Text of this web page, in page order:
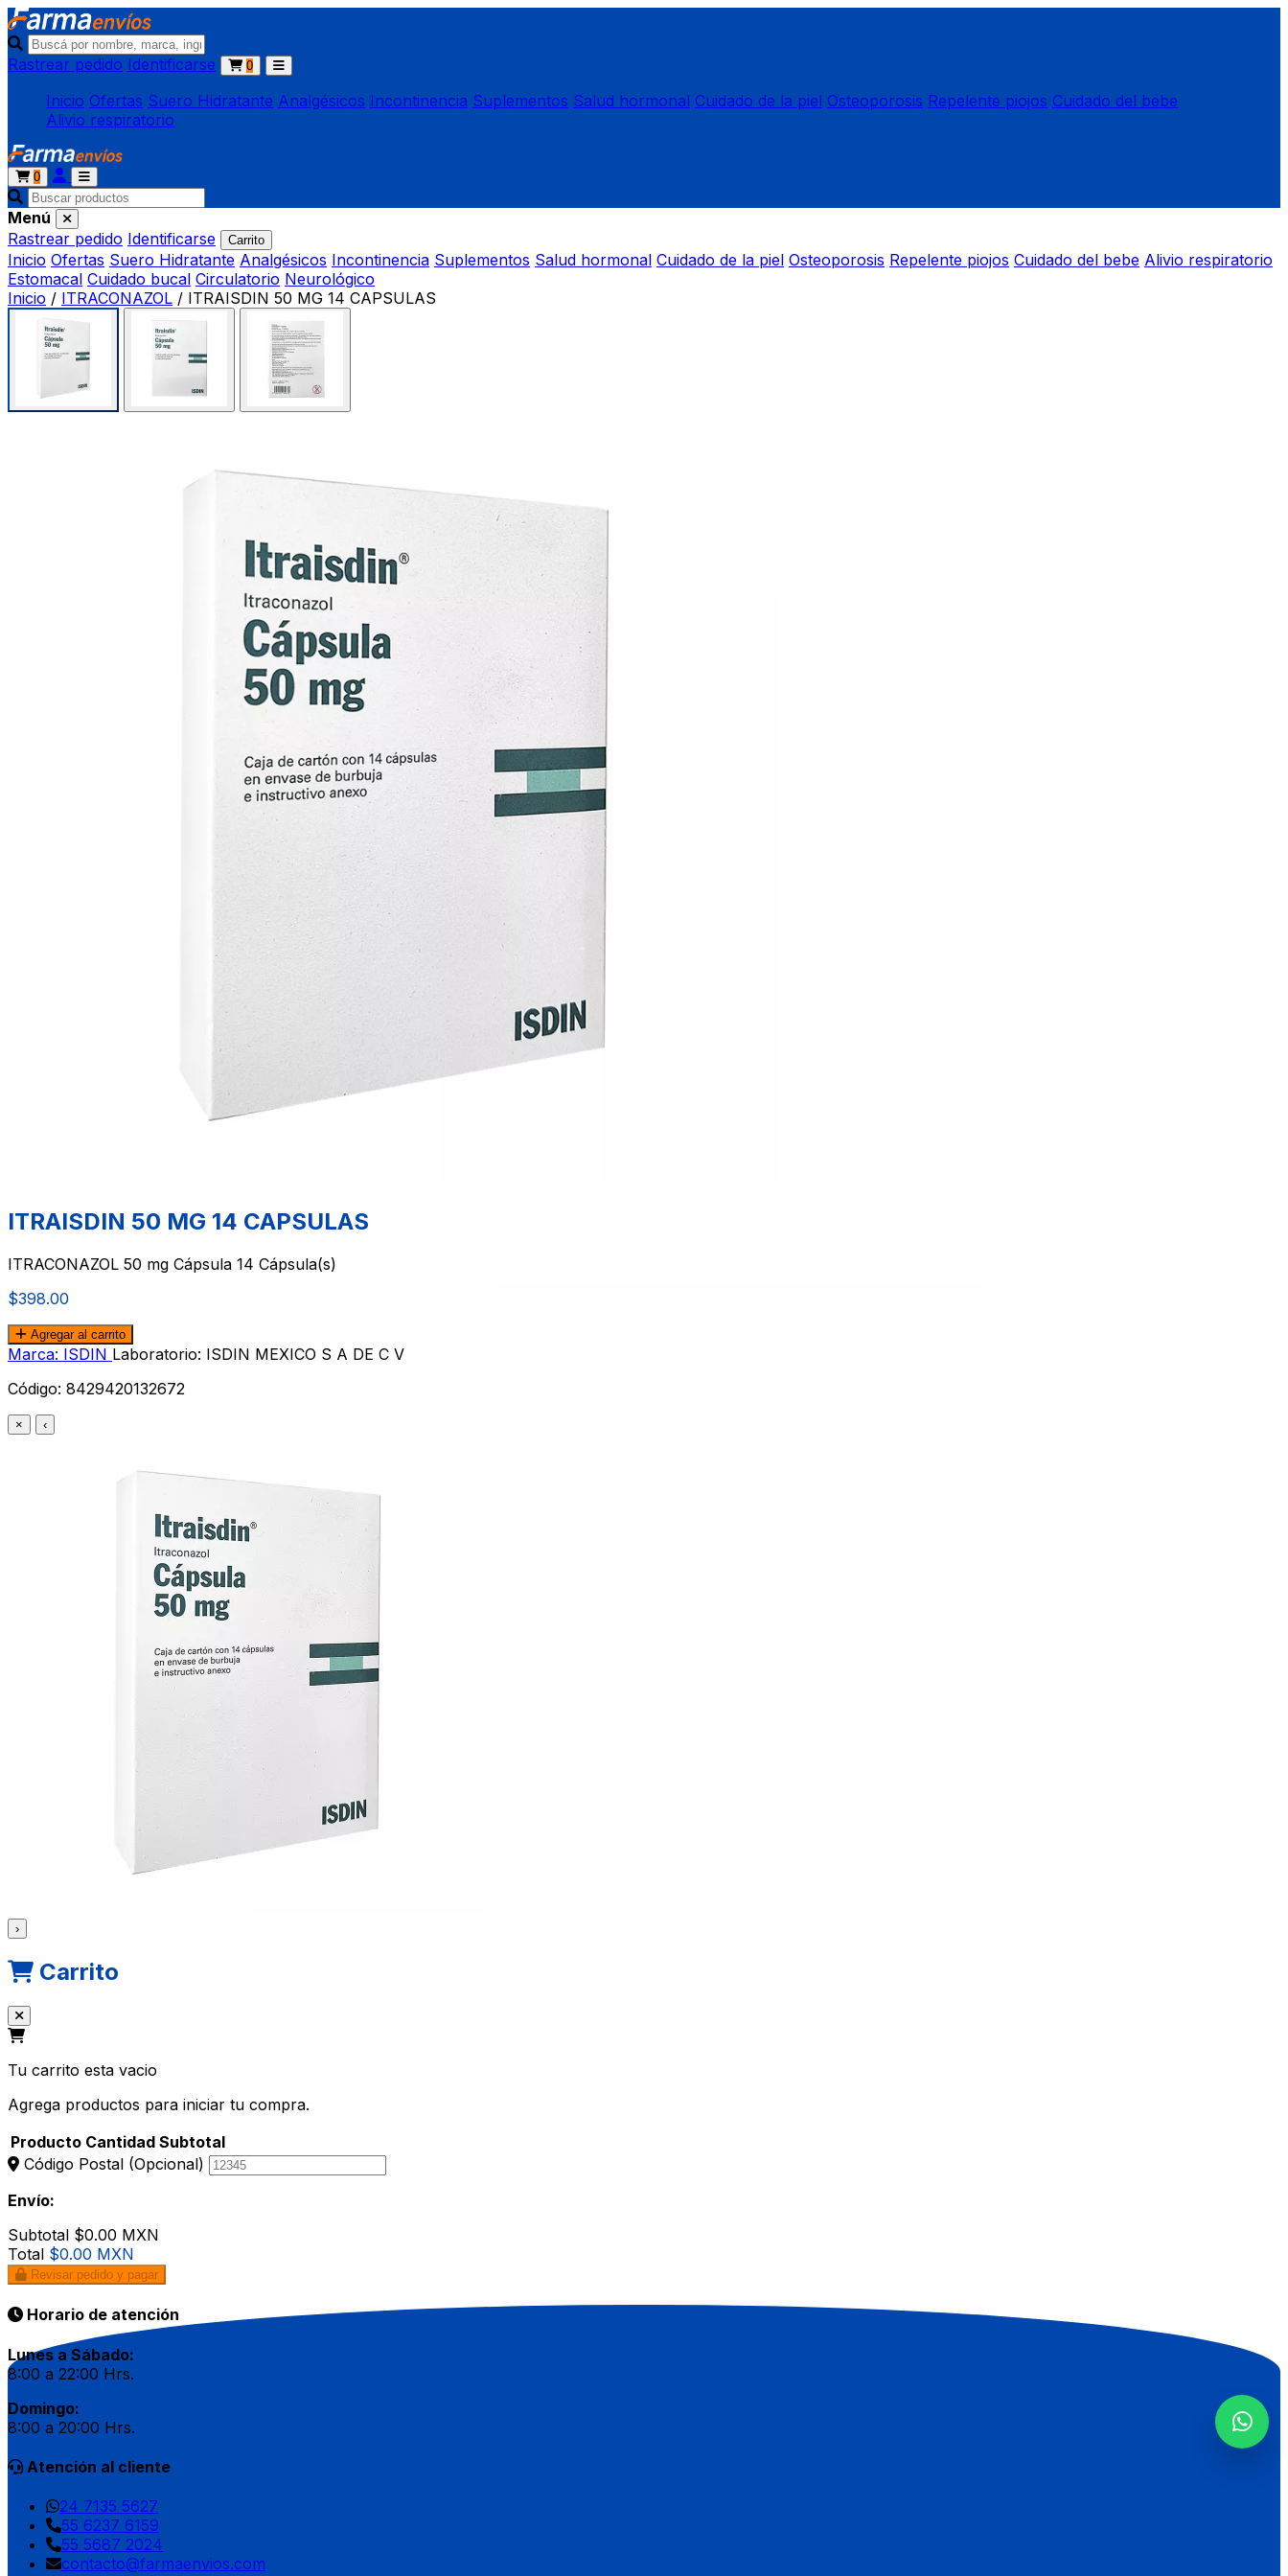
Rastrear pedido Identificarse 0
Inicio Ofertas Suero Hidratante Analgésicos Incontinencia Suplementos Salud hormonal Cuidado de la piel Osteoporosis Repelente piojos Cuidado del bebe
Alivio respiratorio
0
Menú
Rastrear pedido Identificarse Carrito
Inicio Ofertas Suero Hidratante Analgésicos Incontinencia Suplementos Salud hormonal Cuidado de la piel Osteoporosis Repelente piojos Cuidado del bebe Alivio respiratorio
Estomacal Cuidado bucal Circulatorio Neurológico
Inicio / ITRACONAZOL / ITRAISDIN 50 MG 14 CAPSULAS
ITRAISDIN 50 MG 14 CAPSULAS
ITRACONAZOL 50 mg Cápsula 14 Cápsula(s)
$398.00
Agregar al carrito
Marca: ISDIN Laboratorio: ISDIN MEXICO S A DE C V
Código: 8429420132672
× ‹
›
Carrito
Tu carrito esta vacio
Agrega productos para iniciar tu compra.
Producto Cantidad Subtotal
Código Postal (Opcional)
Envío:
Subtotal $0.00 MXN
Total $0.00 MXN
Revisar pedido y pagar
Horario de atención
Lunes a Sábado:
8:00 a 22:00 Hrs.
Domingo:
8:00 a 20:00 Hrs.
Atención al cliente
24 7135 5627
55 6237 6159
55 5687 2024
contacto@farmaenvios.com